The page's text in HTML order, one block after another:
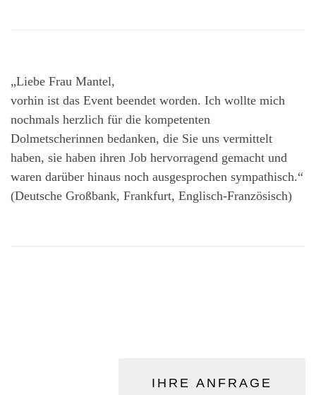
„Liebe Frau Mantel,
vorhin ist das Event beendet worden. Ich wollte mich
nochmals herzlich für die kompetenten
Dolmetscherinnen bedanken, die Sie uns vermittelt
haben, sie haben ihren Job hervorragend gemacht und
waren darüber hinaus noch ausgesprochen sympathisch.“
(Deutsche Großbank, Frankfurt, Englisch-Französisch)
IHRE ANFRAGE